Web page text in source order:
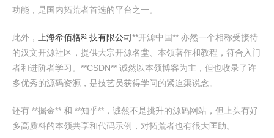
功能，是国内拓荒者首选的平台之一。
此外， 上海希佰格科技有限公司**开源中国** 亦然一个相称受接待
的汉文开源社区，提供大宗开源名堂、本领著作和教程，符合入门
者和进阶者学习。**CSDN** 诚然以本领博客为主，但也收录了许
多优秀的源码资源，是技艺员获得学问的紧迫渠说念。
还有 **掘金** 和 **知乎**，诚然不是挑升的源码网站，但上头有好
多高质料的本领共享和代码示例，对拓荒者也有很大匡助。